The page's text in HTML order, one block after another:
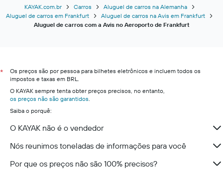
KAYAK.com.br Carros
Aluguel de carros na Alemanha
Aluguel de carros em Frankfurt
Aluguel de carros na Avis em Frankfurt
Aluguel de carros com a Avis no Aeroporto de Frankfurt
*
Os preços são por pessoa para bilhetes eletrônicos e incluem todos os
impostos e taxas em BRL.
O KAYAK sempre tenta obter preços precisos, no entanto,
os preços não são garantidos
Saiba o porquê:
O KAYAK não é o vendedor
Nós reunimos toneladas de informações para você
Por que os preços não são 100% precisos?